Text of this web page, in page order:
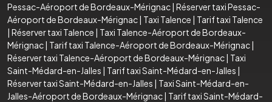
Pessac-Aéroport de Bordeaux-Mérignac| Réserver taxi Pessac-
Aéroport de Bordeaux-Mérignac| Taxi Talence | Tarif taxi Talence
| Réserver taxi Talence | Taxi Talence-Aéroport de Bordeaux-
Mérignac| Tarif taxi Talence-Aéroport de Bordeaux-Mérignac|
Réserver taxi Talence-Aéroport de Bordeaux-Mérignac| Taxi
Saint-Médard-en-Jalles | Tarif taxi Saint-Médard-en-Jalles |
Réserver taxi Saint-Médard-en-Jalles | Taxi Saint-Médard-en-
Jalles-Aéroport de Bordeaux-Mérignac| Tarif taxi Saint-Médard-